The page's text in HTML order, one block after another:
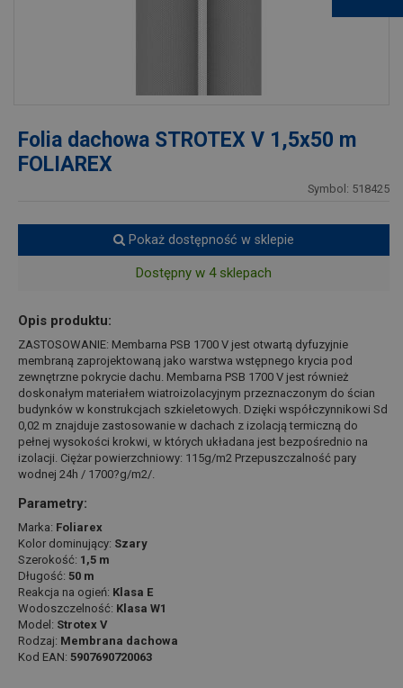
Folia dachowa STROTEX V 1,5x50 m
FOLIAREX
Symbol: 518425
Pokaż dostępność w sklepie
Dostępny w 4 sklepach
Opis produktu:
ZASTOSOWANIE: Membarna PSB 1700 V jest otwartą dyfuzyjnie
membraną zaprojektowaną jako warstwa wstępnego krycia pod
zewnętrzne pokrycie dachu. Membarna PSB 1700 V jest również
doskonałym materiałem wiatroizolacyjnym przeznaczonym do ścian
budynków w konstrukcjach szkieletowych. Dzięki współczynnikowi Sd
0,02 m znajduje zastosowanie w dachach z izolacją termiczną do
pełnej wysokości krokwi, w których układana jest bezpośrednio na
izolacji. Ciężar powierzchniowy: 115g/m2 Przepuszczalność pary
wodnej 24h / 1700?g/m2/.
Parametry:
Marka: Foliarex
Kolor dominujący: Szary
Szerokość: 1,5 m
Długość: 50 m
Reakcja na ogień: Klasa E
Wodoszczelność: Klasa W1
Model: Strotex V
Rodzaj: Membrana dachowa
Kod EAN: 5907690720063